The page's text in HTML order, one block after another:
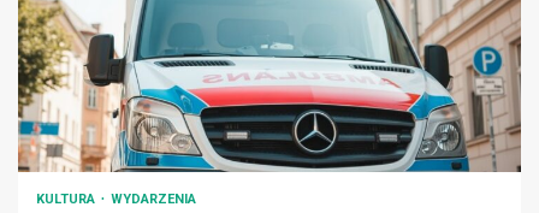
KULTURA WYDARZENIA